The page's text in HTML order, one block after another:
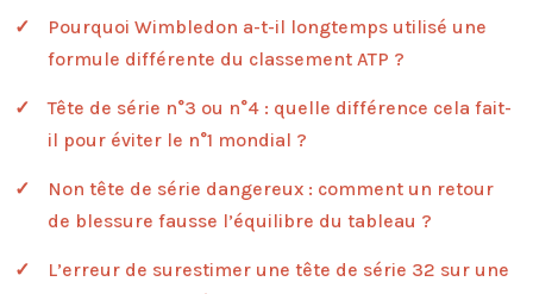
Pourquoi Wimbledon a-t-il longtemps utilisé une
formule différente du classement ATP ?
Tête de série n°3 ou n°4 : quelle différence cela fait-
il pour éviter le n°1 mondial ?
Non tête de série dangereux : comment un retour
de blessure fausse l’équilibre du tableau ?
L’erreur de surestimer une tête de série 32 sur une